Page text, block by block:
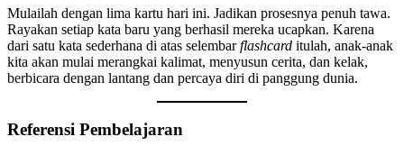
Mulailah dengan lima kartu hari ini. Jadikan prosesnya penuh tawa.
Rayakan setiap kata baru yang berhasil mereka ucapkan. Karena
dari satu kata sederhana di atas selembarflashcard itulah, anak-anak
kita akan mulai merangkai kalimat, menyusun cerita, dan kelak,
berbicara dengan lantang dan percaya diri di panggung dunia.
Referensi Pembelajaran